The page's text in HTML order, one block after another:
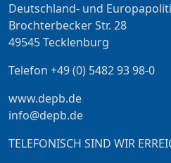
Deutschland- und
Brochterbecker Str. 28
49545 Tecklenburg
Telefon +49 (0) 5482 93 98-0
www.depb.de
info@depb.de
TELEFONISCH SIND WIR